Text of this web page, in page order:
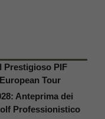
Prestigioso PIF
Tour
Anteprima dei
Professionistico